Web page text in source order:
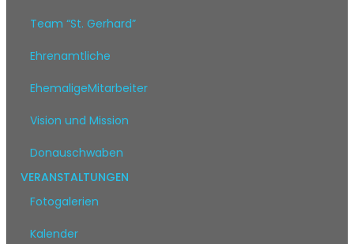
Team “St. Gerhard”
Ehrenamtliche
EhemaligeMitarbeiter
Vision und Mission
Donauschwaben
VERANSTALTUNGEN
Fotogalerien
Kalender